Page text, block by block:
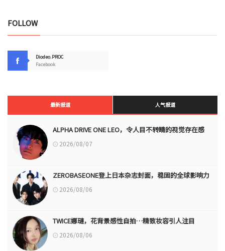
FOLLOW
Diodeo.PROC
Facebook
最新报道 人气报道
ALPHA DRIVE ONE LEO，令人目不转睛的视觉存在感
2026/08/07
ZEROBASEONE登上日本杂志封面，稳固的全球影响力
2026/08/06
TWICE娜璉，花背景感性自拍…精致妆容引人注目
2026/08/06